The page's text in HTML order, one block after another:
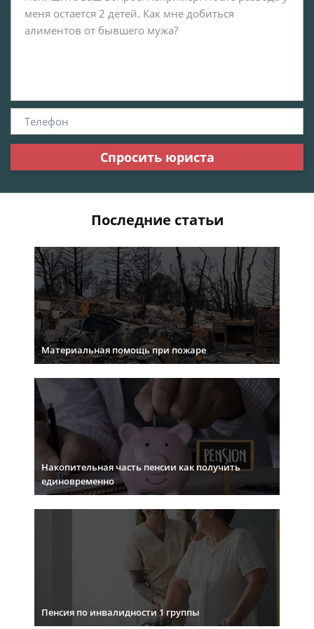
Спросить юриста
Последние статьи
Материальная помощь при пожаре
Накопительная часть пенсии как получить
единовременно
Пенсия по инвалидности 1 группы